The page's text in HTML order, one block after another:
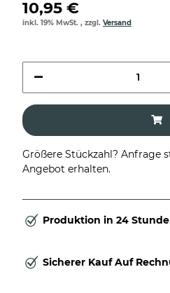
10,95 €
inkl. 19% MwSt. , zzgl. Versand
Größere Stückzahl? Anfrage
Angebot erhalten.
Produktion in 24
Sicherer Kauf Auf